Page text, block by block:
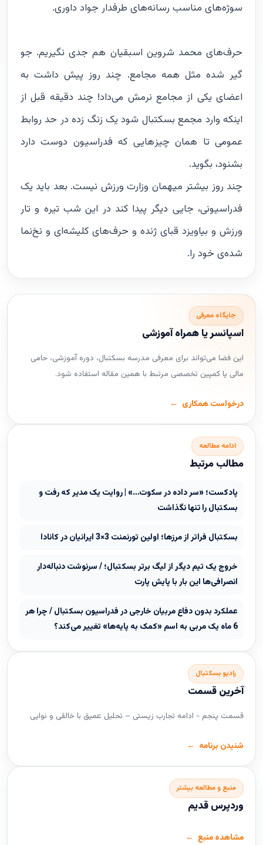
سوژه‌های مناسب رسانه‌های طرفدار جواد داوری.
حرف‌های محمد شروین اسبقیان هم جدی نگیریم. جو
گیر شده مثل همه مجامع. چند روز پیش داشت به
اعضای یکی از مجامع نرمش می‌داد! چند دقیقه قبل از
اینکه وارد مجمع بسکتبال شود یک زنگ زده در حد روابط
عمومی تا همان چیز‌هایی که فدراسیون دوست دارد
بشنود، بگوید.
چند روز بیشتر میهمان وزارت ورزش نیست. بعد باید یک
فدراسیونی، جایی دیگر پیدا کند در این شب تیره‌ و تار
ورزش و بیاویزد قبای ژنده‌ و حرف‌های کلیشه‌ای و نخ‌نما
شده‌ی خود را.
جایگاه معرفی
اسپانسر یا همراه آموزشی
این فضا می‌تواند برای معرفی مدرسه بسکتبال، دوره آموزشی، حامی
مالی یا کمپین تخصصی مرتبط با همین مقاله استفاده شود.
درخواست همکاری
ادامه مطالعه
مطالب مرتبط
پادکست؛ «سر داده در سکوت…» | روایت یک مدیر که رفت و
بسکتبال را تنها نگذاشت
بسکتبال فراتر از مرزها؛ اولین تورنمنت 3×3 ایرانیان در کانادا
خروج یک تیم دیگر از لیگ برتر بسکتبال؛ / سرنوشت دنباله‌دار
انصرافی‌ها این بار با پایش پارت
عملکرد بدون دفاع مربیان خارجی در فدراسیون بسکتبال / چرا هر
6 ماه یک مربی به اسم «کمک به پایه‌ها» تغییر می‌کند؟
رادیو بسکتبال
آخرین قسمت
قسمت پنجم - ادامه تجارب زیستی – تحلیل عمیق با خالقی و نوایی
شنیدن برنامه
منبع و مطالعه بیشتر
وردپرس قدیم
مشاهده منبع